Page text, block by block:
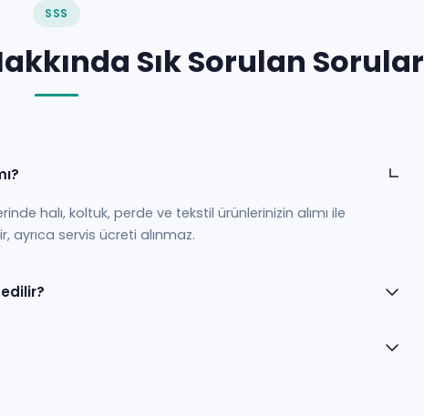
SSS
Sık Sorulan Sorular
halı, koltuk, perde ve tekstil ürünlerinizin alımı ile
servis ücreti alınmaz.